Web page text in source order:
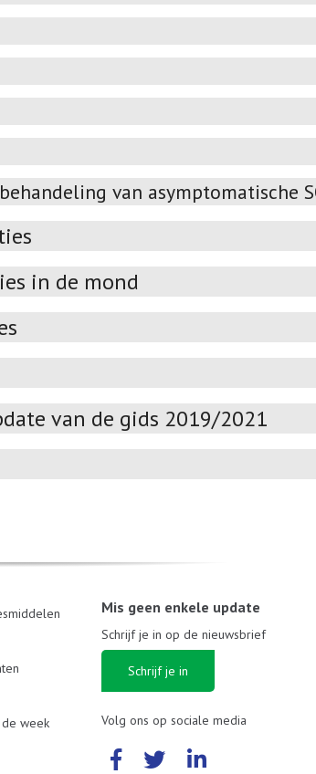
van asymptomatische
in de mond
van de gids 2019/2021
week
Mis geen enkele update
Schrijf je in op de nieuwsbrief
Schrijf je in
Volg ons op sociale media